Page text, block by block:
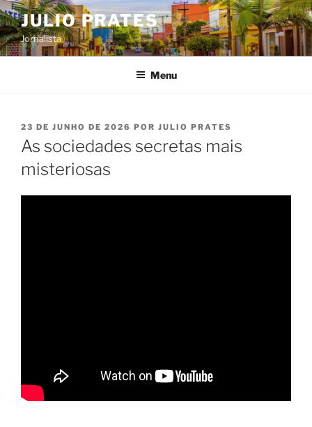
Pular
para
o
conteúdo
JULIO PRATES
Jornalista
Menu
PUBLICADO
EM
23 DE JUNHO DE 2026 POR JULIO PRATES
As sociedades secretas mais
misteriosas